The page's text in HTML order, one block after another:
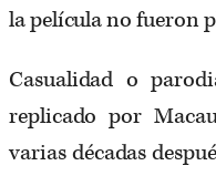
la película no fueron
Casualidad o
replicado por
varias décadas